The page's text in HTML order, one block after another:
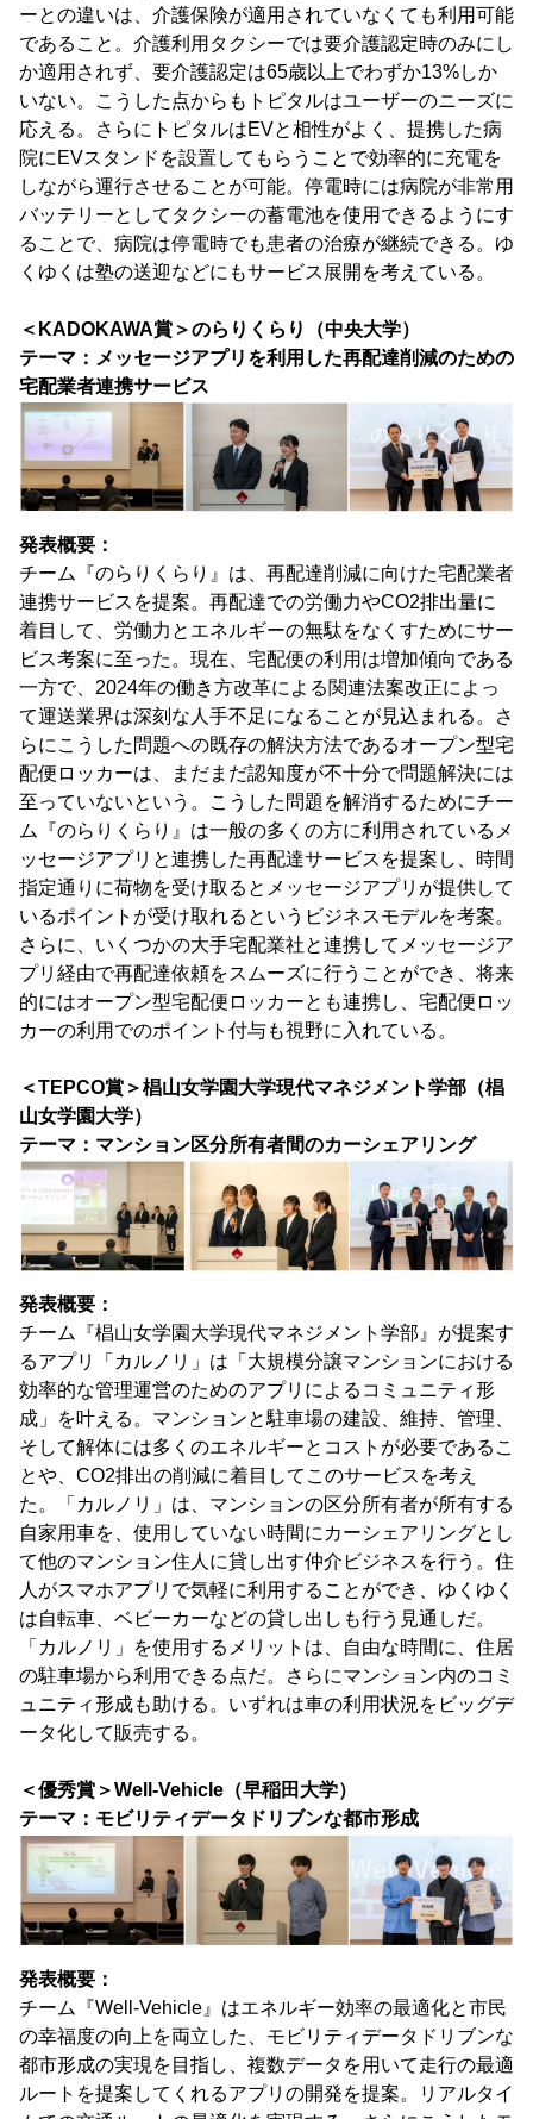
ーとの違いは、介護保険が適用されていなくても利用可能
であること。介護利用タクシーでは要介護認定時のみにし
か適用されず、要介護認定は65歳以上でわずか13%しか
いない。こうした点からもトピタルはユーザーのニーズに
応える。さらにトピタルはEVと相性がよく、提携した病
院にEVスタンドを設置してもらうことで効率的に充電を
しながら運行させることが可能。停電時には病院が非常用
バッテリーとしてタクシーの蓄電池を使用できるようにす
ることで、病院は停電時でも患者の治療が継続できる。ゆ
くゆくは塾の送迎などにもサービス展開を考えている。
＜KADOKAWA賞＞のらりくらり（中央大学）
テーマ：メッセージアプリを利用した再配達削減のための
宅配業者連携サービス
発表概要：
チーム『のらりくらり』は、再配達削減に向けた宅配業者
連携サービスを提案。再配達での労働力やCO2排出量に
着目して、労働力とエネルギーの無駄をなくすためにサー
ビス考案に至った。現在、宅配便の利用は増加傾向である
一方で、2024年の働き方改革による関連法案改正によっ
て運送業界は深刻な人手不足になることが見込まれる。さ
らにこうした問題への既存の解決方法であるオープン型宅
配便ロッカーは、まだまだ認知度が不十分で問題解決には
至っていないという。こうした問題を解消するためにチー
ム『のらりくらり』は一般の多くの方に利用されているメ
ッセージアプリと連携した再配達サービスを提案し、時間
指定通りに荷物を受け取るとメッセージアプリが提供して
いるポイントが受け取れるというビジネスモデルを考案。
さらに、いくつかの大手宅配業社と連携してメッセージア
プリ経由で再配達依頼をスムーズに行うことができ、将来
的にはオープン型宅配便ロッカーとも連携し、宅配便ロッ
カーの利用でのポイント付与も視野に入れている。
＜TEPCO賞＞椙山女学園大学現代マネジメント学部（椙
山女学園大学）
テーマ：マンション区分所有者間のカーシェアリング
発表概要：
チーム『椙山女学園大学現代マネジメント学部』が提案す
るアプリ「カルノリ」は「大規模分譲マンションにおける
効率的な管理運営のためのアプリによるコミュニティ形
成」を叶える。マンションと駐車場の建設、維持、管理、
そして解体には多くのエネルギーとコストが必要であるこ
とや、CO2排出の削減に着目してこのサービスを考え
た。「カルノリ」は、マンションの区分所有者が所有する
自家用車を、使用していない時間にカーシェアリングとし
て他のマンション住人に貸し出す仲介ビジネスを行う。住
人がスマホアプリで気軽に利用することができ、ゆくゆく
は自転車、ベビーカーなどの貸し出しも行う見通しだ。
「カルノリ」を使用するメリットは、自由な時間に、住居
の駐車場から利用できる点だ。さらにマンション内のコミ
ュニティ形成も助ける。いずれは車の利用状況をビッグデ
ータ化して販売する。
＜優秀賞＞Well-Vehicle（早稲田大学）
テーマ：モビリティデータドリブンな都市形成
発表概要：
チーム『Well-Vehicle』はエネルギー効率の最適化と市民
の幸福度の向上を両立した、モビリティデータドリブンな
都市形成の実現を目指し、複数データを用いて走行の最適
ルートを提案してくれるアプリの開発を提案。リアルタイ